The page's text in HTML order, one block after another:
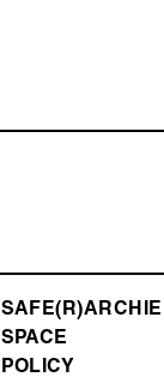
SAFE(R)
SPACE
POLICY